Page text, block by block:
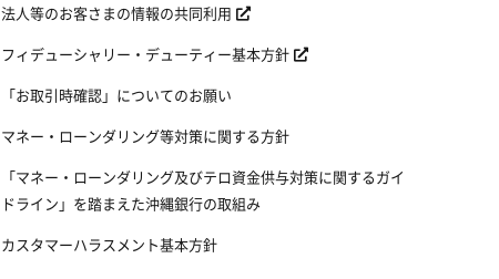
法人等のお客さまの情報の共同利用
フィデューシャリー・デューティー基本方針
「お取引時確認」についてのお願い
マネー・ローンダリング等対策に関する方針
「マネー・ローンダリング及びテロ資金供与対策に関するガイ
ドライン」を踏まえた沖縄銀行の取組み
カスタマーハラスメント基本方針